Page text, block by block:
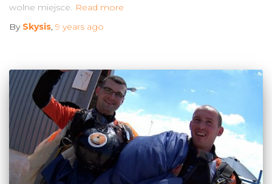
wolne miejsce. Read more
By Skysis, 9 years ago